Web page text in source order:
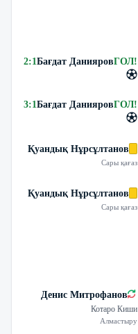
2:1Бағдат ДанияровГОЛ!
3:1Бағдат ДанияровГОЛ!
Қуандық Нұрсұлтанов
Сары қағаз
Қуандық Нұрсұлтанов
Сары қағаз
Денис Митрофанов
Котаро Киши
Алмастыру